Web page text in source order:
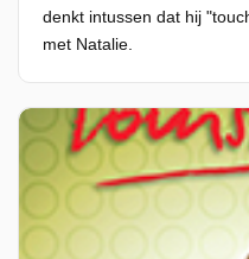
denkt intussen dat hij
met Natalie.